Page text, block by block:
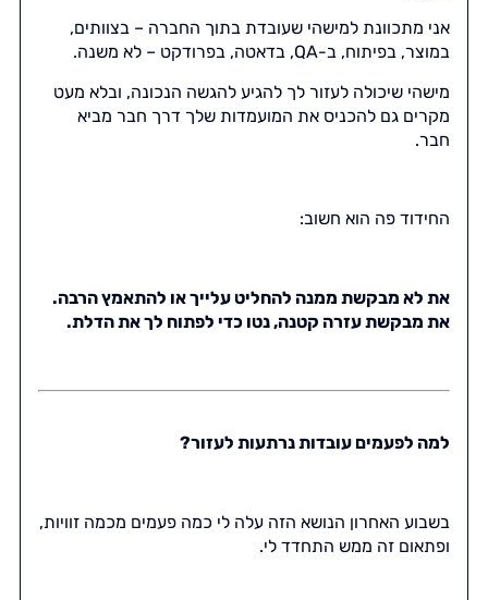
אני מתכוונת למישהי שעובדת בתוך החברה – בצוותים,
במוצר, בפיתוח, ב-QA, בדאטה, בפרודקט – לא משנה.
מישהי שיכולה לעזור לך להגיע להגשה הנכונה, ובלא מעט
מקרים גם להכניס את המועמדות שלך דרך חבר מביא
חבר.
החידוד פה הוא חשוב:
את לא מבקשת ממנה להחליט עלייך או להתאמץ הרבה.
את מבקשת עזרה קטנה, נטו כדי לפתוח לך את הדלת.
למה לפעמים עובדות נרתעות לעזור?
בשבוע האחרון הנושא הזה עלה לי כמה פעמים מכמה זוויות,
ופתאום זה ממש התחדד לי.